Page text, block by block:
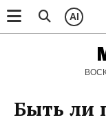
AI
Быть ли